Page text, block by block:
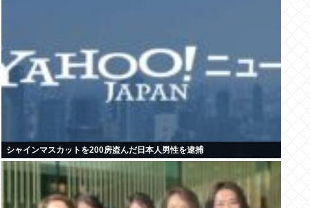
シャインマスカットを200房盗んだ日本人男性を逮捕